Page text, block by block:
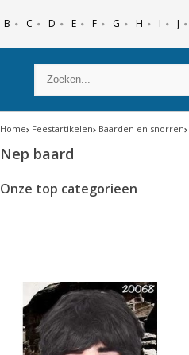
B C D E F G H I J
Home Feestartikelen Baarden en snorren
Nep baard
Onze top categorieen